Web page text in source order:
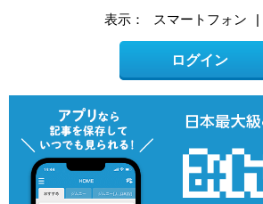
表示： スマートフォン |
ログイン